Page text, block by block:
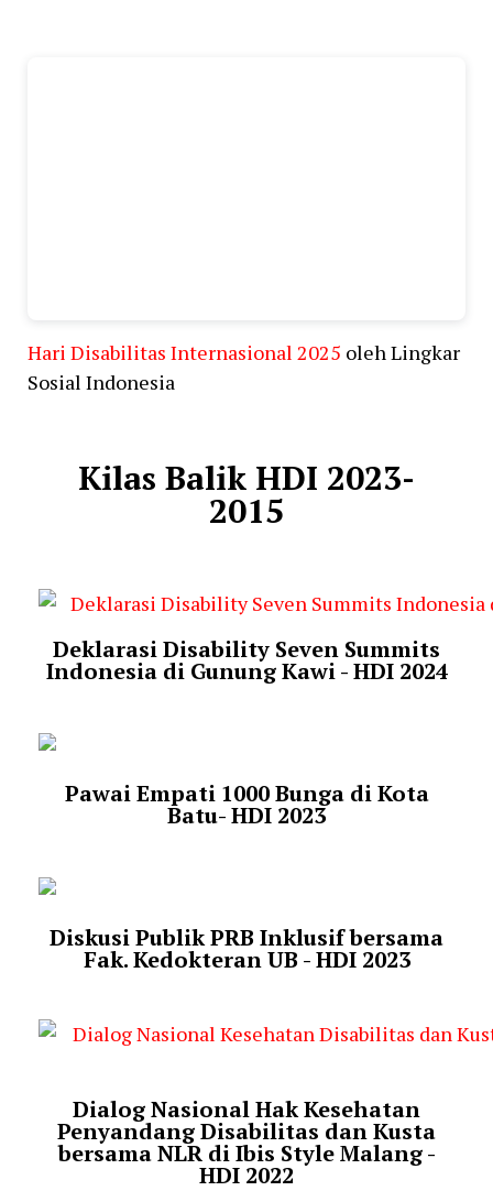
Hari Disabilitas Internasional 2025 oleh Lingkar
Sosial Indonesia
Kilas Balik HDI 2023-
2015
Deklarasi Disability Seven Summits
Indonesia di Gunung Kawi - HDI 2024
Pawai Empati 1000 Bunga di Kota
Batu- HDI 2023
Diskusi Publik PRB Inklusif bersama
Fak. Kedokteran UB - HDI 2023
Dialog Nasional Hak Kesehatan
Penyandang Disabilitas dan Kusta
bersama NLR di Ibis Style Malang -
HDI 2022